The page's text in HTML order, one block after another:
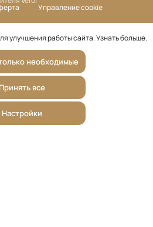
Управление cookie
улучшения работы сайта.Узнать больше.
необходимые
Принять все
Настройки